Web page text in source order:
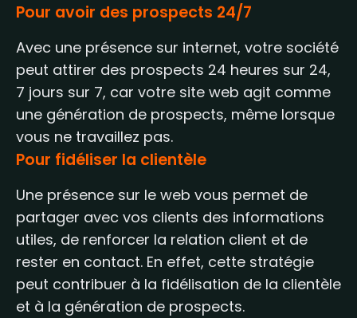
Pour avoir des prospects 24/7
Avec une présence sur internet, votre société
peut attirer des prospects 24 heures sur 24,
7 jours sur 7, car votre site web agit comme
une génération de prospects, même lorsque
vous ne travaillez pas.
Pour fidéliser la clientèle
Une présence sur le web vous permet de
partager avec vos clients des informations
utiles, de renforcer la relation client et de
rester en contact. En effet, cette stratégie
peut contribuer à la fidélisation de la clientèle
et à la génération de prospects.